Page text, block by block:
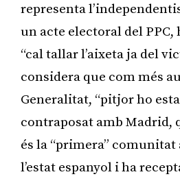
representa
un acte electoral del PPC,
“cal tallar l’aixeta ja del
considera que com més
Generalitat, “pitjor ho
contraposat amb Madrid,
és la “primera”
l’estat espanyol i ha